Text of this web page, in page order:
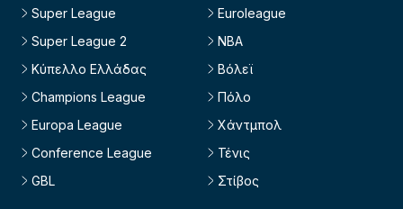
Super League
Super League 2
Κύπελλο Ελλάδας
Champions League
Europa League
Conference League
GBL
Euroleague
NBA
Βόλεϊ
Πόλο
Χάντμπολ
Τένις
Στίβος